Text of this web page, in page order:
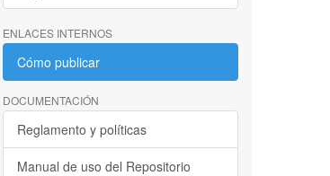
ENLACES INTERNOS
Cómo publicar
DOCUMENTACIÓN
Reglamento y políticas
Manual de uso del Repositorio